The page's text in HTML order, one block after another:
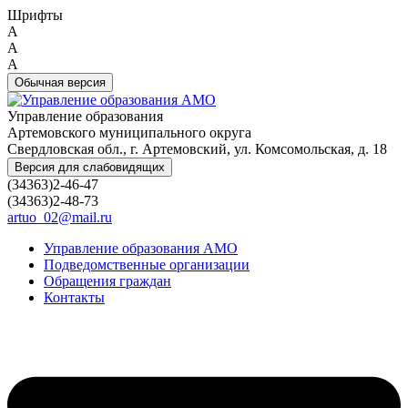
Шрифты
A
A
A
Обычная версия
Управление образования
Артемовского муниципального округа
Свердловская обл., г. Артемовский, ул. Комсомольская, д. 18
Версия для слабовидящих
(34363)2-46-47
(34363)2-48-73
artuo_02@mail.ru
Управление образования АМО
Подведомственные организации
Обращения граждан
Контакты